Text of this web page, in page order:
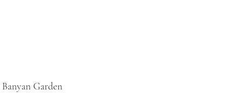
Banyan Garden